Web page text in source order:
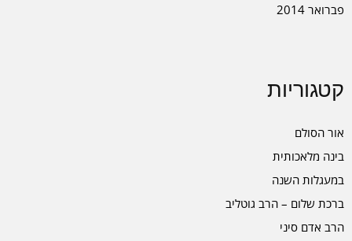
פברואר 2014
קטגוריות
אור הסולם
בינה מלאכותית
במעגלות השנה
ברכת שלום – הרב גוטליב
הרב אדם סיני